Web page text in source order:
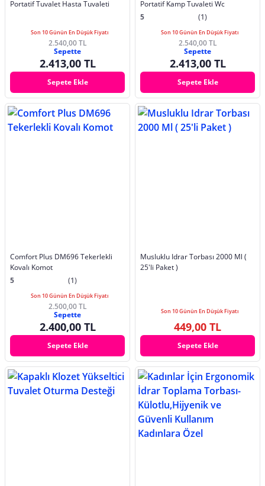
Portatif Tuvalet Hasta Tuvaleti
Son 10 Günün En Düşük Fiyatı
2.540,00 TL
Sepette
2.413,00 TL
Sepete Ekle
Portatif Kamp Tuvaleti Wc
5
(1)
Son 10 Günün En Düşük Fiyatı
2.540,00 TL
Sepette
2.413,00 TL
Sepete Ekle
Comfort Plus DM696 Tekerlekli
Kovalı Komot
5
(1)
Son 10 Günün En Düşük Fiyatı
2.500,00 TL
Sepette
2.400,00 TL
Sepete Ekle
Musluklu Idrar Torbası 2000 Ml (
25'li Paket )
Son 10 Günün En Düşük Fiyatı
449,00 TL
Sepete Ekle